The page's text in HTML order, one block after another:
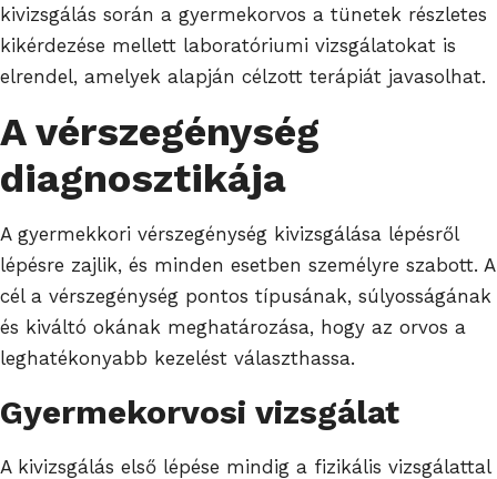
kivizsgálás során a gyermekorvos a tünetek részletes
kikérdezése mellett laboratóriumi vizsgálatokat is
elrendel, amelyek alapján célzott terápiát javasolhat.
A vérszegénység
diagnosztikája
A gyermekkori vérszegénység kivizsgálása lépésről
lépésre zajlik, és minden esetben személyre szabott. A
cél a vérszegénység pontos típusának, súlyosságának
és kiváltó okának meghatározása, hogy az orvos a
leghatékonyabb kezelést választhassa.
Gyermekorvosi vizsgálat
A kivizsgálás első lépése mindig a fizikális vizsgálattal